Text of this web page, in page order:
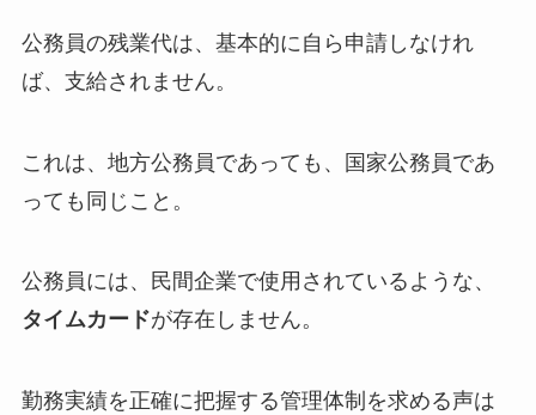
公務員の残業代は、基本的に自ら申請しなけれ
ば、支給されません。
これは、地方公務員であっても、国家公務員であ
っても同じこと。
公務員には、民間企業で使用されているような、
タイムカードが存在しません。
勤務実績を正確に把握する管理体制を求める声は